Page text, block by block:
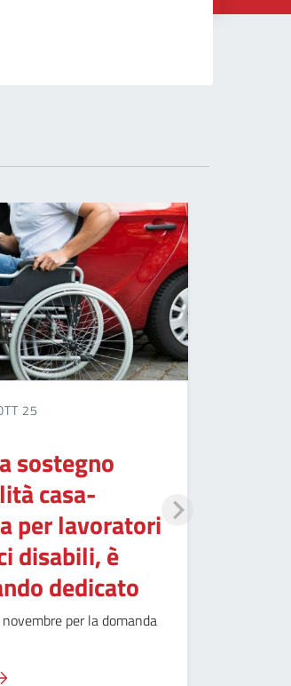
25
sostegno
casa-
per lavoratori
disabili, è
dedicato
per la domanda